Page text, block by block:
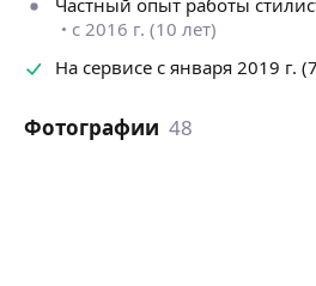
— молекулярное
— нанопластика;
— ламинирование;
— стрижка кончиков (каскад,
_ холодное восстановление;
с 2016 г. (10 лет)
На сервисе с января 2019 г.
Фотографии 48